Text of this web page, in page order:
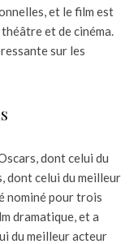
et le film est
et de cinéma.
sur les
dont celui du
dont celui du meilleur
nominé pour trois
dramatique, et a
du meilleur acteur